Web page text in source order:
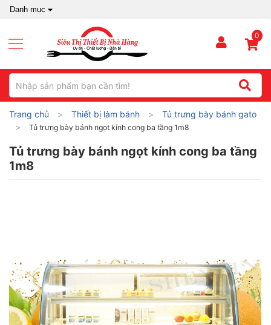
Danh mục
0
Trang chủ Thiết bị làm bánh Tủ trưng bày bánh gato
Tủ trưng bày bánh ngọt kính cong ba tầng 1m8
Tủ trưng bày bánh ngọt kính cong ba tầng
1m8